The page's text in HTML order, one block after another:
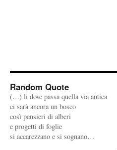
Random Quote
(…) lì dove passa quella via antica
ci sarà ancora un bosco
così pensieri di alberi
e progetti di foglie
si accarezzano e si sognano…